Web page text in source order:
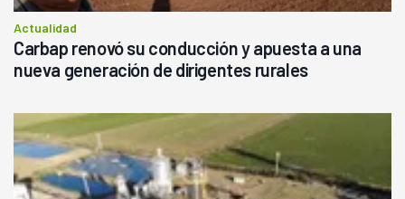
Actualidad
Carbap renovó su conducción y apuesta a una
nueva generación de dirigentes rurales